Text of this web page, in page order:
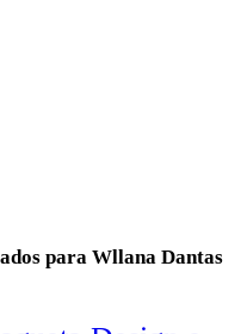
para Wllana Dantas